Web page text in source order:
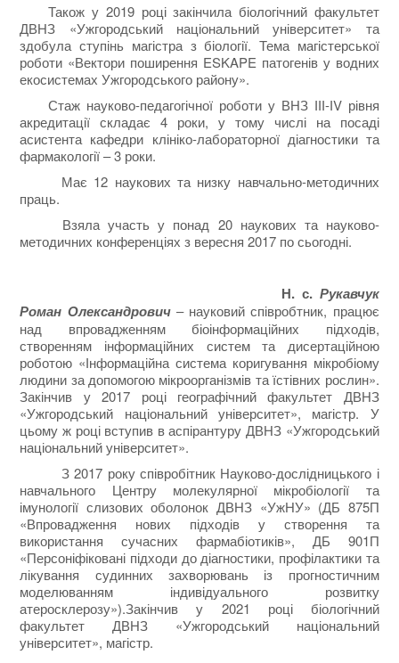
Також у 2019 році закінчила біологічний факультет
ДВНЗ «Ужгородський національний університет» та
здобула ступінь магістра з біології. Тема магістерської
роботи «Вектори поширення ESKAPE патогенів у водних
екосистемах Ужгородського району».
Стаж науково-педагогічної роботи у ВНЗ ІІІ-ІV рівня
акредитації складає 4 роки, у тому числі на посаді
асистента кафедри клініко-лабораторної діагностики та
фармакології – 3 роки.
Має 12 наукових та низку навчально-методичних
праць.
Взяла участь у понад 20 наукових та науково-
методичних конференціях з вересня 2017 по сьогодні.
Н. с. Рукавчук
Роман Олександрович– науковий співробтник, працює
над впровадженням біоінформаційних підходів,
створенням інформаційних систем та дисертаційною
роботою «Інформаційна система коригування мікробіому
людини за допомогою мікроорганізмів та їстівних рослин».
Закінчив у 2017 році географічний факультет ДВНЗ
«Ужгородський національний університет», магістр. У
цьому ж році вступив в аспірантуру ДВНЗ «Ужгородський
національний університет».
З 2017 року співробітник Науково-дослідницького і
навчального Центру молекулярної мікробіології та
імунології слизових оболонок ДВНЗ «УжНУ» (ДБ 875П
«Впровадження нових підходів у створення та
використання сучасних фармабіотиків», ДБ 901П
«Персоніфіковані підходи до діагностики, профілактики та
лікування судинних захворювань із прогностичним
моделюванням індивідуального розвитку
атеросклерозу»).Закінчив у 2021 році біологічний
факультет ДВНЗ «Ужгородський національний
університет», магістр.